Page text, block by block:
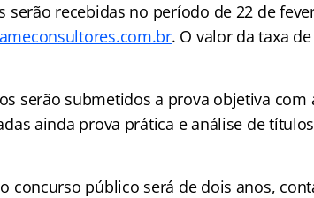
serão recebidas no período de 22 de
. O valor da taxa
serão submetidos a prova objetiva com
ainda prova prática e análise de
concurso público será de dois anos,